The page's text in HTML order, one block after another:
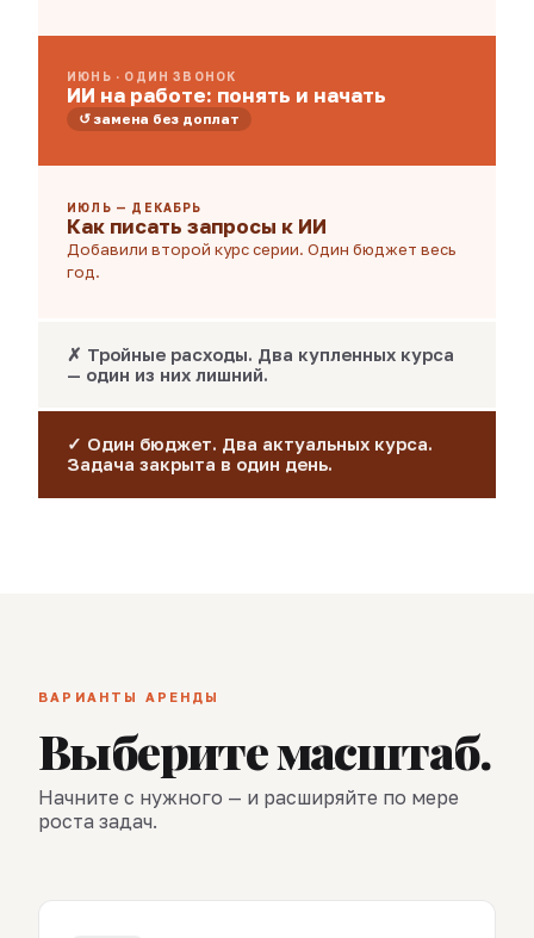
ИЮНЬ · ОДИН ЗВОНОК
ИИ на работе: понять и начать
↺ замена без доплат
ИЮЛЬ — ДЕКАБРЬ
Как писать запросы к ИИ
Добавили второй курс серии. Один бюджет весь
год.
✗ Тройные расходы. Два купленных курса
— один из них лишний.
✓ Один бюджет. Два актуальных курса.
Задача закрыта в один день.
ВАРИАНТЫ АРЕНДЫ
Выберите масштаб.
Начните с нужного — и расширяйте по мере
роста задач.